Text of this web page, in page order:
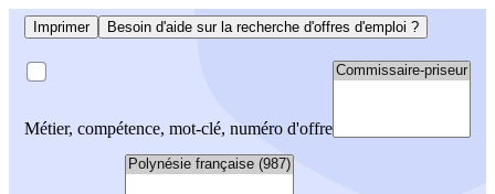
Imprimer Besoin d'aide sur la recherche d'offres d'emploi ?
Métier, compétence, mot-clé, numéro d'offre